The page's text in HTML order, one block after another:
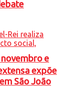
e
expõe
São João